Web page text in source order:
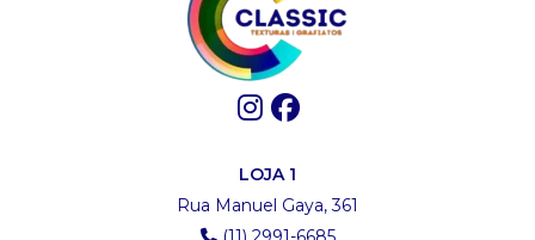
LOJA 1
Rua Manuel Gaya, 361